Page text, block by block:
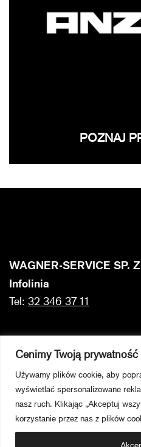
Cenimy Twoją prywatność
Używamy plików cookie, aby
wyświetlać spersonalizowane
nasz ruch. Klikając „Akceptuj
korzystanie przez nas z plików
POZNAJ
WAGNER-SERVICE SP.
Infolinia
Tel: 32 346 37 11
SE -564 23 Bankeryd,
Dystrybutor: WAGNER-
ul. E. Imieli 30, 41-605